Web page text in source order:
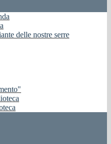
delle nostre serre